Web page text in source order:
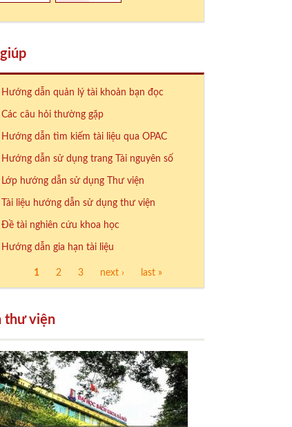
giúp
Hướng dẫn quản lý tài khoản bạn đọc
Các câu hỏi thường gặp
Hướng dẫn tìm kiếm tài liệu qua OPAC
Hướng dẫn sử dụng trang Tài nguyên số
Lớp hướng dẫn sử dụng Thư viện
Tài liệu hướng dẫn sử dụng thư viện
Đề tài nghiên cứu khoa học
Hướng dẫn gia hạn tài liệu
1 2 3 next › last »
thư viện